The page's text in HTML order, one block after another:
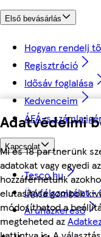
Adatvédelmi
Mi és 18 partnerünk
adatokat vagy egyedi
hozzáférhetünk
elutasítása gombok
módosíthatod a
megteheted az
Első bevásárlás
Hogyan rendelj
Regisztráció
Idősáv foglalása
Kedvenceim
ÁFÁ-s számla
Kapcsolat
Tesco.hu
Ügyfélszolgálat -
Áruházkereső